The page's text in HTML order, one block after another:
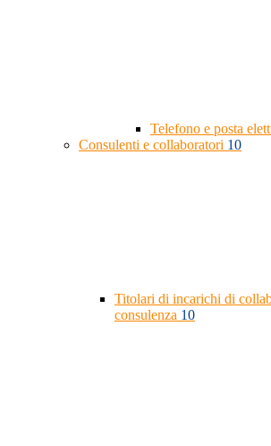
Telefono e posta
Consulenti e collaboratori 10
Titolari di incarichi di
consulenza 10